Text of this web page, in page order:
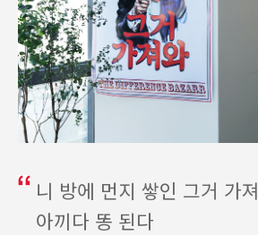
니 방에 먼지 쌓인 그거 가
아끼다 똥 된다